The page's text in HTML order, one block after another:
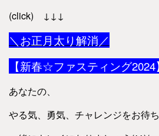
(click) ↓↓↓
＼お正月太り解消／
【新春☆ファスティング2024
あなたの、
やる気、勇気、チャレンジをお待